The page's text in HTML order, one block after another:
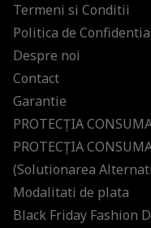
Termeni si Conditii
Politica de
Despre noi
Contact
Garantie
PROTECŢIA
PROTECŢIA
(Solutionarea
Modalitati de plata
Black Friday Fashion